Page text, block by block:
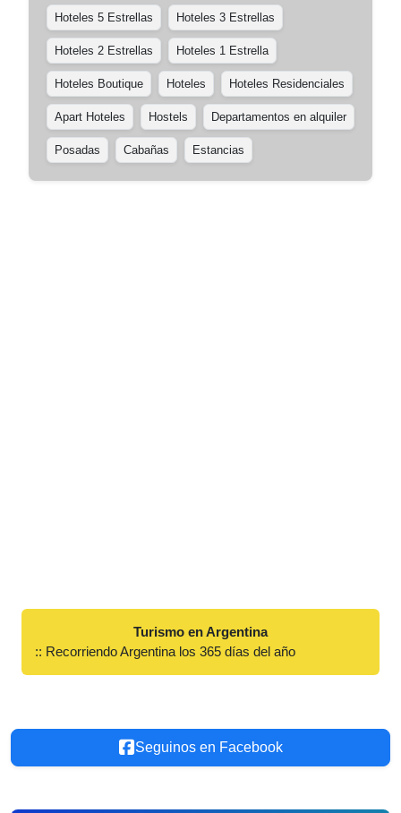
Hoteles 5 Estrellas Hoteles 3 Estrellas
Hoteles 2 Estrellas Hoteles 1 Estrella
Hoteles Boutique Hoteles Hoteles Residenciales
Apart Hoteles Hostels Departamentos en alquiler
Posadas Cabañas Estancias
Turismo en Argentina
:: Recorriendo Argentina los 365 días del año
Seguinos en Facebook